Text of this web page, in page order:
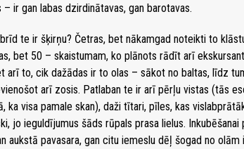
ir gan labas dzirdinātavas, gan barotavas.
te ir šķirņu? Četras, bet nākamgad noteikti to
bet 50 – skaistumam, ko plānots rādīt arī
arī to, cik dažādas ir to olas – sākot no baltas, līdz
arī zosis. Patlaban te ir arī pērļu vistas (tās
ka visa pamale skan), daži tītari, pīles, kas
jo ieguldījumus šāds rūpals prasa lielus.
aukstā pavasara, gan citu iemeslu dēļ šogad no